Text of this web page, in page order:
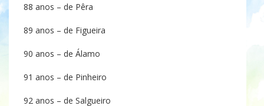
88 anos – de Pêra
89 anos – de Figueira
90 anos – de Álamo
91 anos – de Pinheiro
92 anos – de Salgueiro